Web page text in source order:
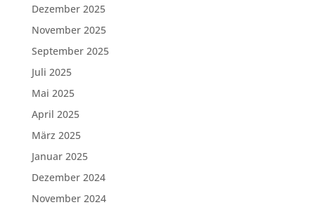
Dezember 2025
November 2025
September 2025
Juli 2025
Mai 2025
April 2025
März 2025
Januar 2025
Dezember 2024
November 2024